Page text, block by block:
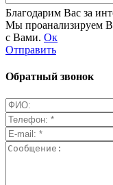
Благодарим Вас за
Мы проанализируем
с Вами. Ок
Отправить
Обратный звонок